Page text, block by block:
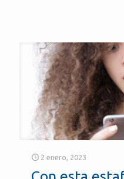
2 enero, 2023